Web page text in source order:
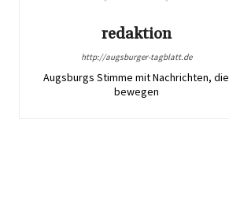
redaktion
http://augsburger-tagblatt.de
Augsburgs Stimme mit Nachrichten, die
bewegen